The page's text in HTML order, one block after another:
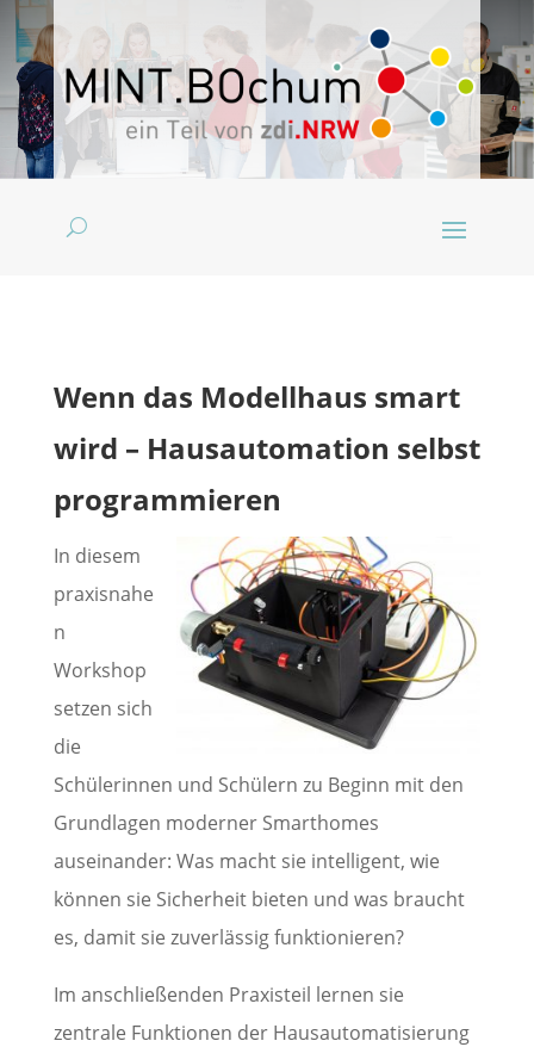
Wenn das Modellhaus smart
wird – Hausautomation selbst
programmieren
In diesem
praxisnahe
n
Workshop
setzen sich
die
Schülerinnen und Schülern zu Beginn mit den
Grundlagen moderner Smarthomes
auseinander: Was macht sie intelligent, wie
können sie Sicherheit bieten und was braucht
es, damit sie zuverlässig funktionieren?
Im anschließenden Praxisteil lernen sie
zentrale Funktionen der Hausautomatisierung